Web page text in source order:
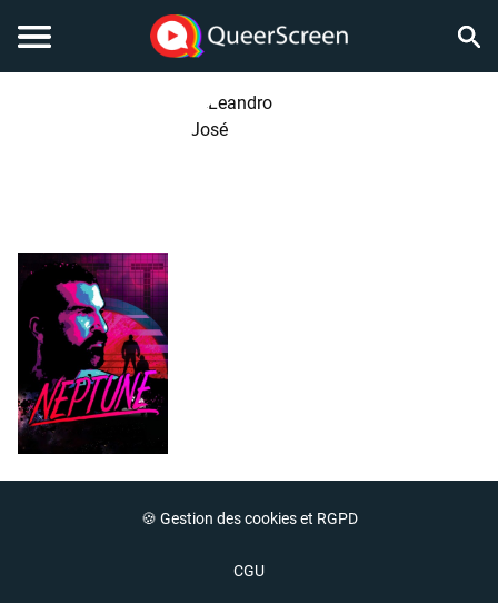
🍪 Gestion des cookies et RGPD
CGU